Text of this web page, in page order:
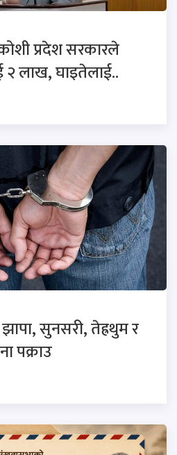
प्रदेश सरकारले
२ लाख, घाइतेलाई..
सुनसरी, तेह्रथुम र
पक्राउ